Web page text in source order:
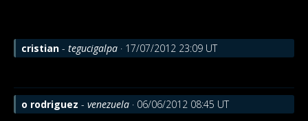
cristian - tegucigalpa · 17/07/2012 23:09 UT
o rodriguez - venezuela · 06/06/2012 08:45 UT